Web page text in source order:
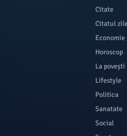
Citate
Citatul
Economie
Horoscop
La povești
Lifestyle
Politica
Sanatate
Social